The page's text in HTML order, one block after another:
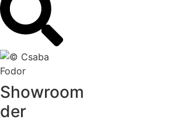
Showroom
der